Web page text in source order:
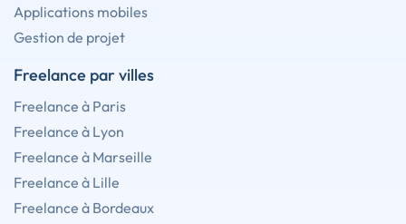
Applications mobiles
Gestion de projet
Freelance par villes
Freelance à Paris
Freelance à Lyon
Freelance à Marseille
Freelance à Lille
Freelance à Bordeaux